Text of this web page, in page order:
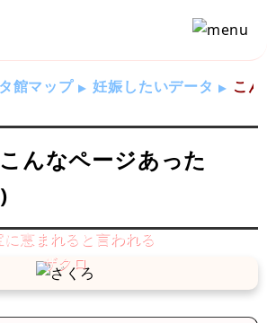
館マップ 妊娠したいデータ こ
んなページあった